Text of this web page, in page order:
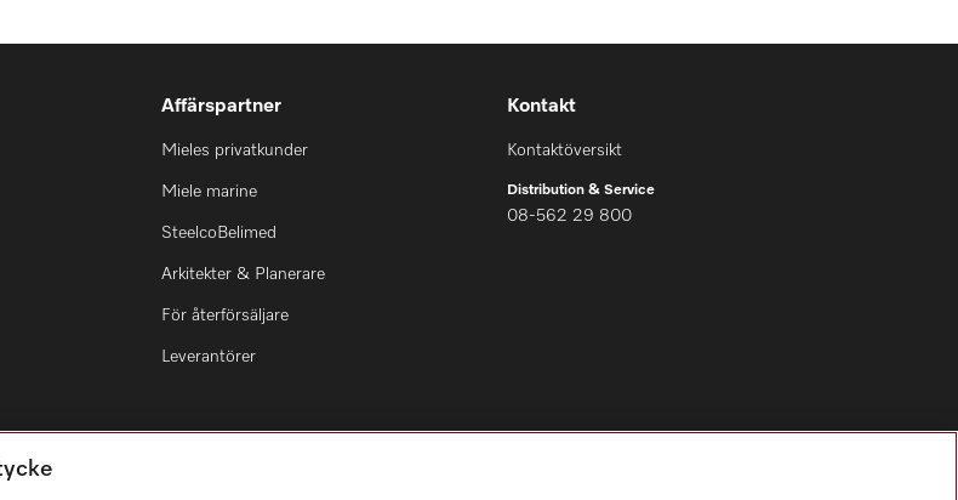
Affärspartner
Mieles privatkunder
Miele marine
SteelcoBelimed
Arkitekter & Planerare
För återförsäljare
Leverantörer
Kontakt
Kontaktöversikt
Distribution & Service
08-562 29 800